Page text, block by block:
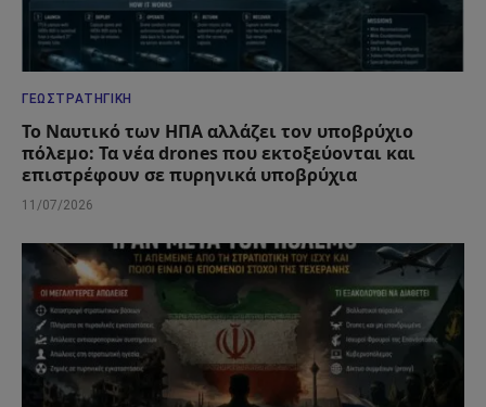
ΓΕΩΣΤΡΑΤΗΓΙΚΉ
Το Ναυτικό των ΗΠΑ αλλάζει τον υποβρύχιο
πόλεμο: Τα νέα drones που εκτοξεύονται και
επιστρέφουν σε πυρηνικά υποβρύχια
11/07/2026